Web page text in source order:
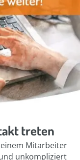
treten
Mitarbeiter
unkompliziert